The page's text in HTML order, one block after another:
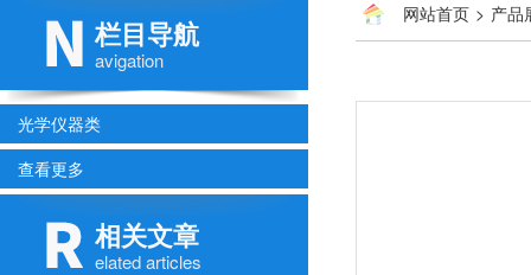
栏目导航
avigation
光学仪器类
查看更多
相关文章
elated articles
网站首页 > 产品